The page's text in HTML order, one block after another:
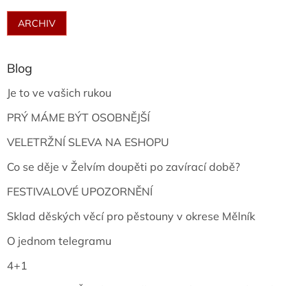
ARCHIV
Blog
Je to ve vašich rukou
PRÝ MÁME BÝT OSOBNĚJŠÍ
VELETRŽNÍ SLEVA NA ESHOPU
Co se děje v Želvím doupěti po zavírací době?
FESTIVALOVÉ UPOZORNĚNÍ
Sklad děských věcí pro pěstouny v okrese Mělník
O jednom telegramu
4+1